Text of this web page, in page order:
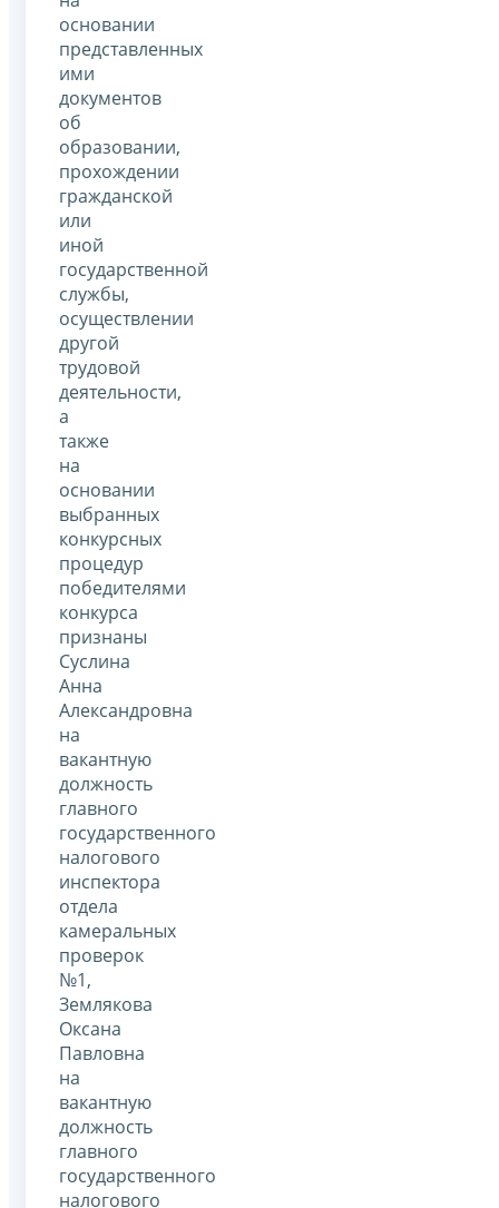
основании
представленных
ими
документов
об
образовании,
прохождении
гражданской
или
иной
государственной
службы,
осуществлении
другой
трудовой
деятельности,
а
также
на
основании
выбранных
конкурсных
процедур
победителями
конкурса
признаны
Суслина
Анна
Александровна
на
вакантную
должность
главного
государственного
налогового
инспектора
отдела
камеральных
проверок
№1,
Землякова
Оксана
Павловна
на
вакантную
должность
главного
государственного
налогового